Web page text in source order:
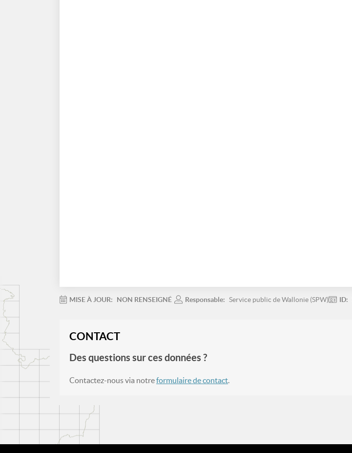
MISE À JOUR: NON RENSEIGNÉ Responsable: Service public de Wallonie (SPW) ID:
CONTACT
Des questions sur ces données ?
Contactez-nous via notreformulaire de contact.